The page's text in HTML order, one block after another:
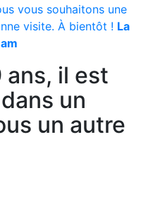
vous souhaitons une
visite. À bientôt ! La
ans, il est
un
un autre